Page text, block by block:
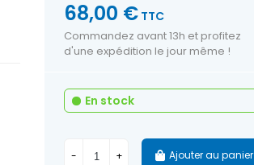
68,00 € TTC
Commandez avant 13h et profitez
d'une expédition le jour même !
En stock
- + Ajouter au panier